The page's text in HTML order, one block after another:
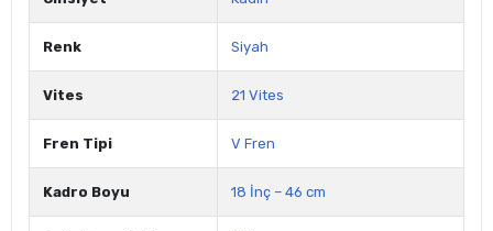
Renk Siyah
Vites 21 Vites
Fren Tipi V Fren
Kadro Boyu 18 İnç – 46 cm